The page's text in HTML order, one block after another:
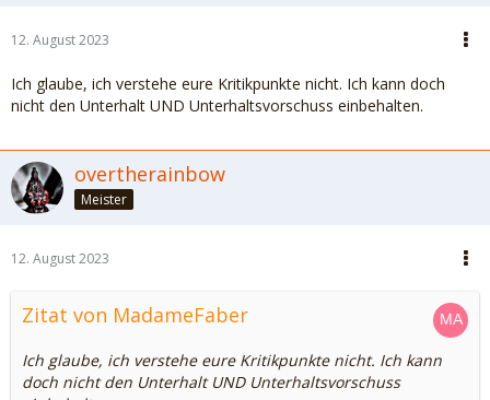
12. August 2023
Ich glaube, ich verstehe eure Kritikpunkte nicht. Ich kann doch
nicht den Unterhalt UND Unterhaltsvorschuss einbehalten.
overtherainbow
Meister
12. August 2023
Zitat von MadameFaber
Ich glaube, ich verstehe eure Kritikpunkte nicht. Ich kann
doch nicht den Unterhalt UND Unterhaltsvorschuss